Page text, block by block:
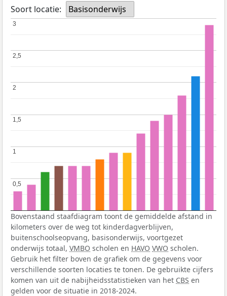
Soort locatie:
Basisonderwijs
0,5
0,5
1
1
1,5
1,5
2
2
2,5
2,5
3
3
Bovenstaand staafdiagram toont de gemiddelde afstand in
kilometers over de weg tot kinderdagverblijven,
buitenschoolseopvang, basisonderwijs, voortgezet
onderwijs totaal, VMBO scholen en HAVO VWO scholen.
Gebruik het filter boven de grafiek om de gegevens voor
verschillende soorten locaties te tonen. De gebruikte cijfers
komen van uit de nabijheidsstatistieken van het CBS en
gelden voor de situatie in 2018-2024.